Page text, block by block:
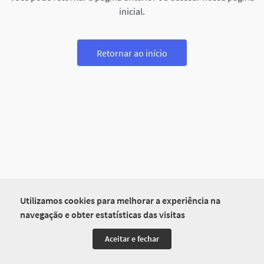
Utilizamos cookies para melhorar a experiência na
navegação e obter estatísticas das visitas
Aceitar e fechar
inicial.
Retornar ao início